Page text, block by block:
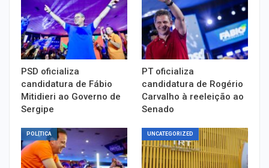
PSD oficializa
candidatura de Fábio
Mitidieri ao Governo de
Sergipe
PT oficializa
candidatura de Rogério
Carvalho à reeleição ao
Senado
POLÍTICA UNCATEGORIZED